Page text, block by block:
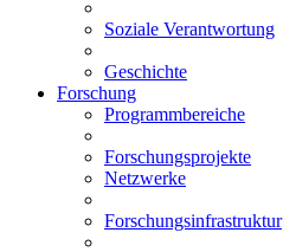
Soziale Verantwortung
Geschichte
Forschung
Programmbereiche
Forschungsprojekte
Netzwerke
Forschungsinfrastruktur